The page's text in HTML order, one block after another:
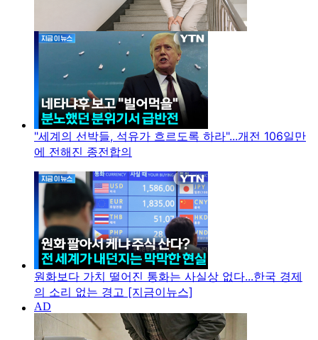
"세계의 선박들, 석유가 흐르도록 하라"...개전 106일만
에 전해진 종전합의
원화보다 가치 떨어진 통화는 사실상 없다...한국 경제
의 소리 없는 경고 [지금이뉴스]